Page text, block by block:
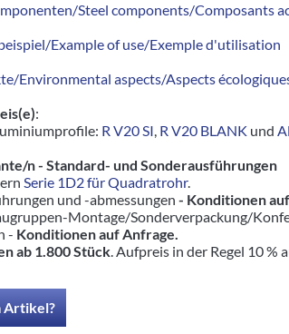
Steel components/Composants
Example of use/Exemple d'utilisation
Environmental aspects/Aspects
:
R V20 SI, R V20 BLANK und
n - Standard- und Sonderausführungen
Serie 1D2 für Quadratrohr.
und -abmessungen - Konditionen
Montage/Sonderverpackung/
- Konditionen auf Anfrage.
ab 1.800 Stück. Aufpreis in der Regel 10 %
Artikel?